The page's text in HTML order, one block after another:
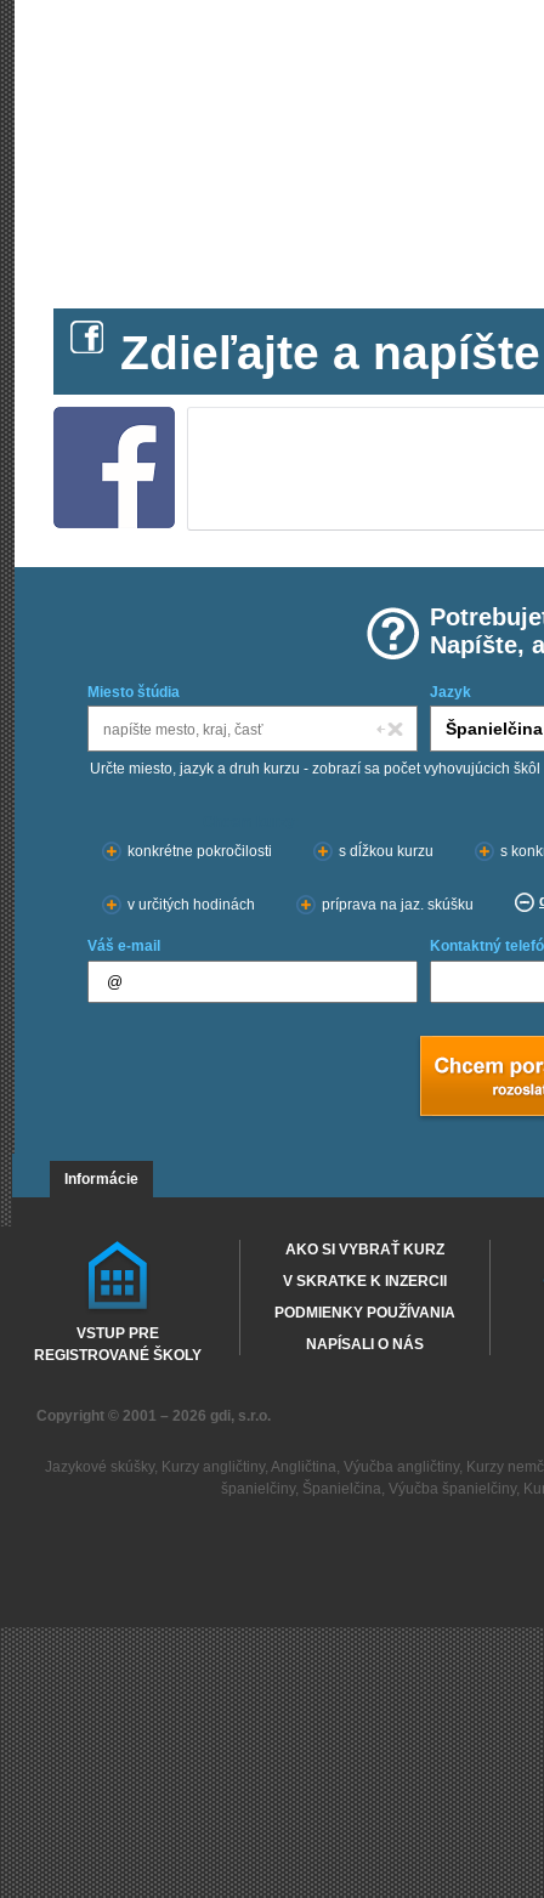
Zdieľajte a
Napíšte,
Miesto štúdia Jazyk
Určte miesto, jazyk a druh kurzu - zobrazí sa počet vyhovujúcich škôl
konkrétne pokročilosti
s dĺžkou kurzu s
v určitých hodinách príprava na jaz. skúšku
Váš e-mail Kontaktný
Informácie
VSTUP PRE
REGISTROVANÉ ŠKOLY
AKO SI VYBRAŤ KURZ
V SKRATKE K INZERCII
PODMIENKY POUŽÍVANIA
NAPÍSALI O NÁS
Copyright © 2001 – 2026 gdi, s.r.o.
Jazykové skúšky, Kurzy angličtiny, Angličtina, Výučba angličtiny, Kurzy
španielčiny, Španielčina, Výučba španielčiny,